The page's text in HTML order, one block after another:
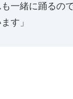
一緒に踊るの
す」